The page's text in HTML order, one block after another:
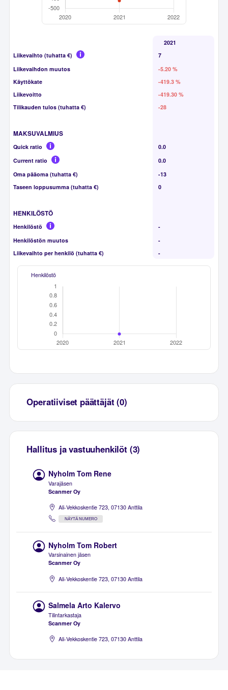
2021
Liikevaihto (tuhatta €)
7
Liikevaihdon muutos
-5.20 %
Käyttökate
-419.3 %
Liikevoitto
-419.30 %
Tilikauden tulos (tuhatta €)
-28
MAKSUVALMIUS
Quick ratio
0.0
Current ratio
0.0
Oma pääoma (tuhatta €)
-13
Taseen loppusumma (tuhatta €)
0
HENKILÖSTÖ
Henkilöstö
-
Henkilöstön muutos
-
Liikevaihto per henkilö (tuhatta €)
-
Henkilöstö
Operatiiviset päättäjät (0)
Hallitus ja vastuuhenkilöt (3)
Nyholm Tom Rene
Varajäsen
Scanmer Oy
Ali-Vekkoskentie 723, 07130 Anttila
NÄYTÄ NUMERO
Nyholm Tom Robert
Varsinainen jäsen
Scanmer Oy
Ali-Vekkoskentie 723, 07130 Anttila
Salmela Arto Kalervo
Tilintarkastaja
Scanmer Oy
Ali-Vekkoskentie 723, 07130 Anttila